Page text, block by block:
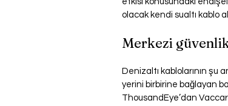
olacak kendi sualtı kablo
Merkezi
Denizaltı kablolarının
yerini birbirine bağlayan
ThousandEye’dan